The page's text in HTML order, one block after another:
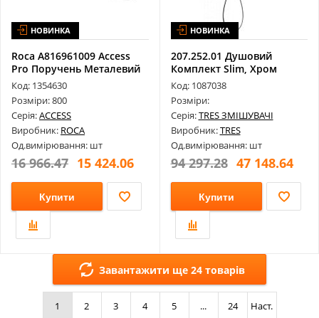
НОВИНКА
Roca A816961009 Access
Pro Поручень Металевий
800 мм...
Код: 1354630
Розміри: 800
Серія:ACCESS
Виробник: ROCA
Од.вимірювання: шт
16 966.47 15 424.06
Купити
НОВИНКА
207.252.01 Душовий
Комплект Slim, Хром
Код: 1087038
Розміри:
Серія:TRES ЗМІШУВАЧІ
Виробник:TRES
Од.вимірювання: шт
94 297.28 47 148.64
Купити
Завантажити ще 24 товарів
1 2 3 4 5 ... 24 Наст.